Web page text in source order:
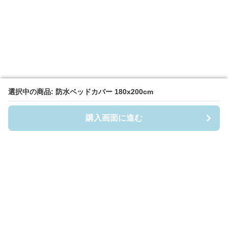
選択中の商品: 防水ベッドカバー 180x200cm
購入画面に進む
選択中の商品: 防水ベッドカバー 180x200cm
購入画面に進む